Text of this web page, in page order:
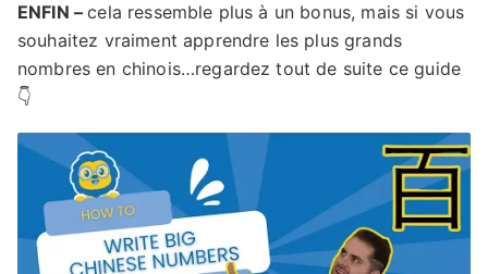
ENFIN –cela ressemble plus à un bonus, mais si vous
souhaitez vraiment apprendre les plus grands
nombres en chinois…regardez tout de suite ce guide
👇